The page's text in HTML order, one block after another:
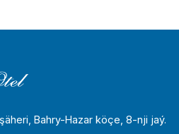
Bahry-Hazar köçe, 8-nji jaý.